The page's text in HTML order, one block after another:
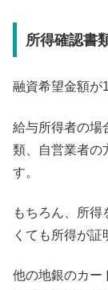
所得確認書
融資希望金額が
給与所得者の場
類、自営業者の
す。
もちろん、所
くても所得が証
他の地銀のカー